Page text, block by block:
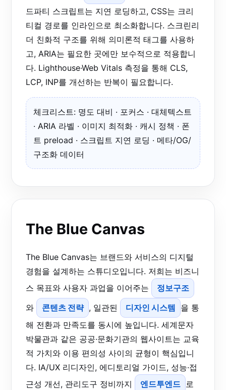
드파티 스크립트는 지연 로딩하고, CSS는 크리
티컬 경로를 인라인으로 최소화합니다. 스크린리
더 친화적 구조를 위해 의미론적 태그를 사용하
고, ARIA는 필요한 곳에만 보수적으로 적용합니
다. Lighthouse·Web Vitals 측정을 통해 CLS,
LCP, INP를 개선하는 반복이 필요합니다.
체크리스트: 명도 대비 · 포커스 · 대체텍스트
· ARIA 라벨 · 이미지 최적화 · 캐시 정책 · 폰
트 preload · 스크립트 지연 로딩 · 메타/OG/
구조화 데이터
The Blue Canvas
The Blue Canvas는 브랜드와 서비스의 디지털
경험을 설계하는 스튜디오입니다. 저희는 비즈니
스 목표와 사용자 과업을 이어주는
정보구조
와
콘텐츠 전략 , 일관된 디자인 시스템 을 통
해 전환과 만족도를 동시에 높입니다. 세계문자
박물관과 같은 공공·문화기관의 웹사이트는 교육
적 가치와 이용 편의성 사이의 균형이 핵심입니
다. IA/UX 리디자인, 에디토리얼 가이드, 성능·접
근성 개선, 관리도구 정비까지
엔드투엔드 로